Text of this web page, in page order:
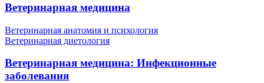
Ветеринарная медицина
Ветеринарная анатомия и психология
Ветеринарная диетология
Ветеринарная медицина: Инфекционные
заболевания